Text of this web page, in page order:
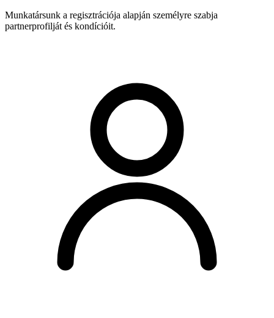
Munkatársunk a regisztrációja alapján személyre szabja
partnerprofilját és kondícióit.